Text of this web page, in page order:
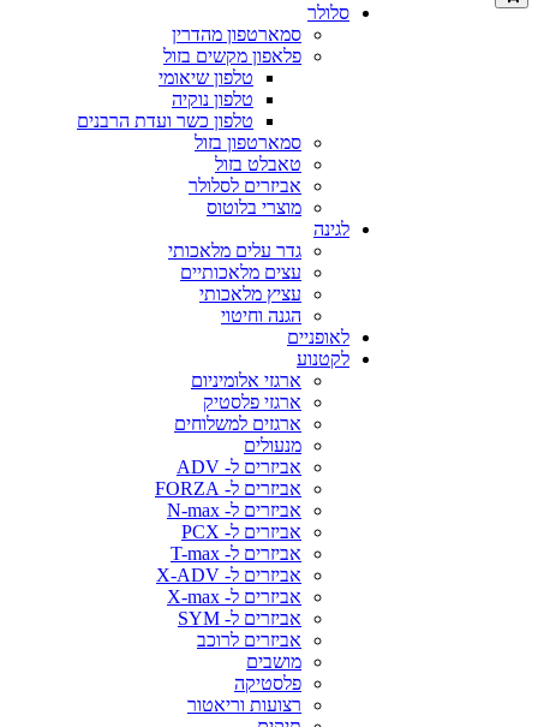
סלולר
סמארטפון מהדרין
פלאפון מקשים בזול
טלפון שיאומי
טלפון נוקיה
טלפון כשר ועדת הרבנים
סמארטפון בזול
טאבלט בזול
אביזרים לסלולר
מוצרי בלוטוס
לגינה
גדר עלים מלאכותי
עצים מלאכותיים
עציץ מלאכותי
הגנה וחיטוי
לאופניים
לקטנוע
ארגזי אלומיניום
ארגזי פלסטיק
ארגזים למשלוחים
מנעולים
אביזרים ל- ADV
אביזרים ל- FORZA
אביזרים ל- N-max
אביזרים ל- PCX
אביזרים ל- T-max
אביזרים ל- X-ADV
אביזרים ל- X-max
אביזרים ל- SYM
אביזרים לרוכב
מושבים
פלסטיקה
רצועות וריאטור